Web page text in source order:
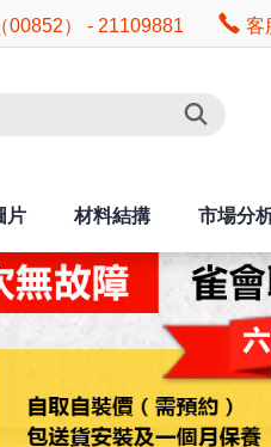
00852） - 21109881 客
片 材料結搆 市場分